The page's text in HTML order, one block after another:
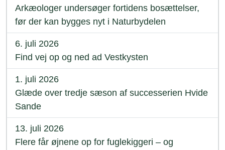
Arkæologer undersøger fortidens bosættelser,
før der kan bygges nyt i Naturbydelen
6. juli 2026
Find vej op og ned ad Vestkysten
1. juli 2026
Glæde over tredje sæson af successerien Hvide
Sande
13. juli 2026
Flere får øjnene op for fuglekiggeri – og